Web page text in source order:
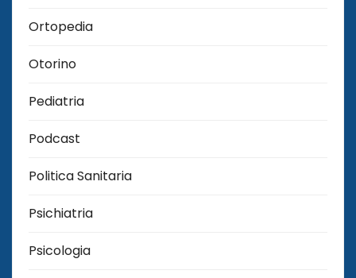
Ortopedia
Otorino
Pediatria
Podcast
Politica Sanitaria
Psichiatria
Psicologia